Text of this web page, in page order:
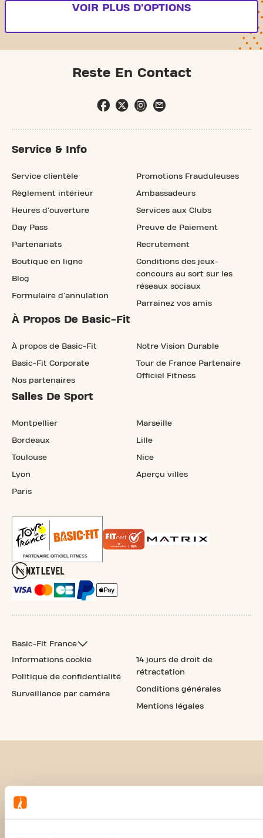
VOIR PLUS D'OPTIONS
Reste En Contact
Service & Info
Service clientèle
Règlement intérieur
Heures d'ouverture
Day Pass
Partenariats
Boutique en ligne
Blog
Formulaire d'annulation
Promotions Frauduleuses
Ambassadeurs
Services aux Clubs
Preuve de Paiement
Recrutement
Conditions des jeux-
concours au sort sur les
réseaux sociaux
Parrainez vos amis
À Propos De Basic-Fit
À propos de Basic-Fit
Basic-Fit Corporate
Nos partenaires
Notre Vision Durable
Tour de France Partenaire
Officiel Fitness
Salles De Sport
Montpellier
Bordeaux
Toulouse
Lyon
Paris
Marseille
Lille
Nice
Aperçu villes
Basic-Fit France
Informations cookie
Politique de confidentialité
Surveillance par caméra
14 jours de droit de
rétractation
Conditions générales
Mentions légales